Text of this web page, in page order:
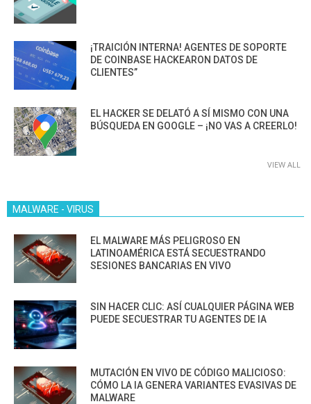
¡TRAICIÓN INTERNA! AGENTES DE SOPORTE
DE COINBASE HACKEARON DATOS DE
CLIENTES”
EL HACKER SE DELATÓ A SÍ MISMO CON UNA
BÚSQUEDA EN GOOGLE – ¡NO VAS A CREERLO!
VIEW ALL
MALWARE - VIRUS
EL MALWARE MÁS PELIGROSO EN
LATINOAMÉRICA ESTÁ SECUESTRANDO
SESIONES BANCARIAS EN VIVO
SIN HACER CLIC: ASÍ CUALQUIER PÁGINA WEB
PUEDE SECUESTRAR TU AGENTES DE IA
MUTACIÓN EN VIVO DE CÓDIGO MALICIOSO:
CÓMO LA IA GENERA VARIANTES EVASIVAS DE
MALWARE